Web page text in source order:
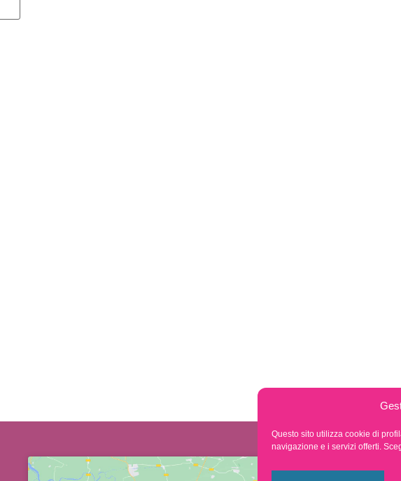
Questo sito utilizza cookie di
navigazione e i servizi offerti.